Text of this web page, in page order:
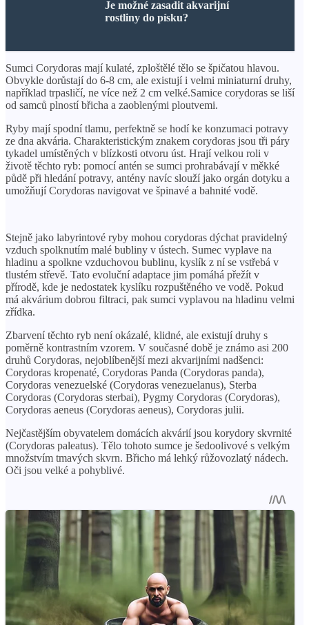
Je možné zasadit akvarijní
rostliny do písku?
Sumci Corydoras mají kulaté, zploštělé tělo se špičatou hlavou.
Obvykle dorůstají do 6-8 cm, ale existují i ​​velmi miniaturní druhy,
například trpasličí, ne více než 2 cm velké.Samice corydoras se liší
od samců plností břicha a zaoblenými ploutvemi.
Ryby mají spodní tlamu, perfektně se hodí ke konzumaci potravy
ze dna akvária. Charakteristickým znakem corydoras jsou tři páry
tykadel umístěných v blízkosti otvoru úst. Hrají velkou roli v
životě těchto ryb: pomocí antén se sumci prohrabávají v měkké
půdě při hledání potravy, antény navíc slouží jako orgán dotyku a
umožňují Corydoras navigovat ve špinavé a bahnité vodě.
Stejně jako labyrintové ryby mohou corydoras dýchat pravidelný
vzduch spolknutím malé bubliny v ústech. Sumec vyplave na
hladinu a spolkne vzduchovou bublinu, kyslík z ní se vstřebá v
tlustém střevě. Tato evoluční adaptace jim pomáhá přežít v
přírodě, kde je nedostatek kyslíku rozpuštěného ve vodě. Pokud
má akvárium dobrou filtraci, pak sumci vyplavou na hladinu velmi
zřídka.
Zbarvení těchto ryb není okázalé, klidné, ale existují druhy s
poměrně kontrastním vzorem. V současné době je známo asi 200
druhů Corydoras, nejoblíbenější mezi akvarijními nadšenci:
Corydoras kropenaté, Corydoras Panda (Corydoras panda),
Corydoras venezuelské (Corydoras venezuelanus), Sterba
Corydoras (Corydoras sterbai), Pygmy Corydoras (Corydoras),
Corydoras aeneus (Corydoras aeneus), Corydoras julii.
Nejčastějším obyvatelem domácích akvárií jsou korydory skvrnité
(Corydoras paleatus). Tělo tohoto sumce je šedoolivové s velkým
množstvím tmavých skvrn. Břicho má lehký růžovozlatý nádech.
Oči jsou velké a pohyblivé.